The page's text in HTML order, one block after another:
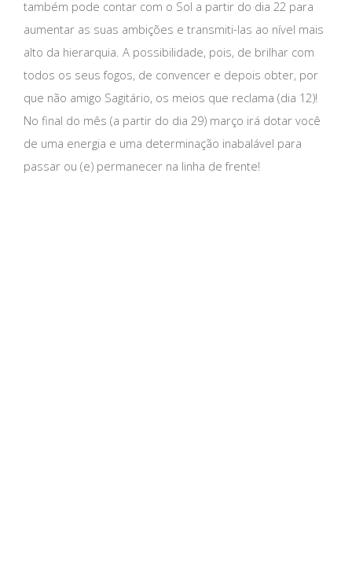
também pode contar com o Sol a partir do dia 22 para
aumentar as suas ambições e transmiti-las ao nível mais
alto da hierarquia. A possibilidade, pois, de brilhar com
todos os seus fogos, de convencer e depois obter, por
que não amigo Sagitário, os meios que reclama (dia 12)!
No final do mês (a partir do dia 29) março irá dotar você
de uma energia e uma determinação inabalável para
passar ou (e) permanecer na linha de frente!